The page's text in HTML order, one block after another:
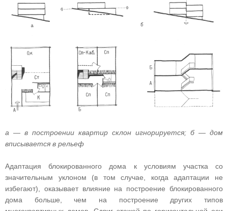
а — в построении квартир склон игнорируется; б — дом
вписывается в рельеф
Адаптация блокированного дома к условиям участка со
значительным уклоном (в том случае, когда адаптации не
избегают), оказывает влияние на построение блокированного
дома больше, чем на построение других типов